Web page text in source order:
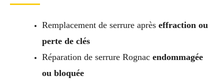
Remplacement de serrure après effraction ou
perte de clés
Réparation de serrure Rognac endommagée
ou bloquée